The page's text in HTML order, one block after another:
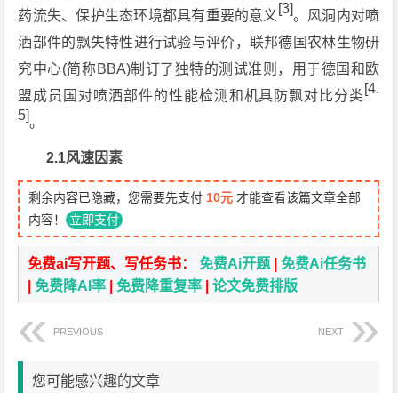
药流失、保护生态环境都具有重要的意义 [3]。风洞内对喷
洒部件的飘失特性进行试验与评价，联邦德国农林生物研
究中心(简称BBA)制订了独特的测试准则，用于德国和欧
盟成员国对喷洒部件的性能检测和机具防飘对比分类 [4.
5]。
2.1风速因素
剩余内容已隐藏，您需要先支付 10元 才能查看该篇文章全部
内容！ 立即支付
免费ai写开题、写任务书：免费Ai开题 |免费Ai任务书
|免费降AI率 |免费降重复率 |论文免费排版
PREVIOUS NEXT
您可能感兴趣的文章